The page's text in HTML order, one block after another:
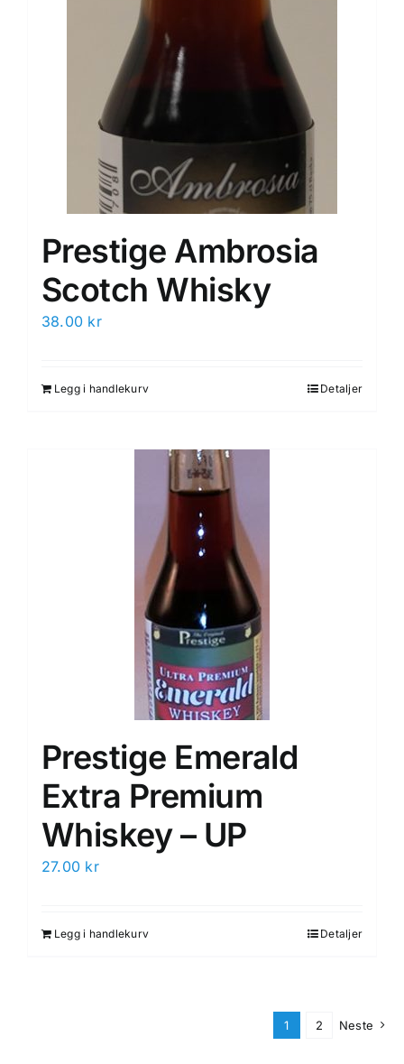
Prestige Ambrosia
Scotch Whisky
38.00 kr
Legg i handlekurv Detaljer
Prestige Emerald
Extra Premium
Whiskey – UP
27.00 kr
Legg i handlekurv Detaljer
1 2 Neste